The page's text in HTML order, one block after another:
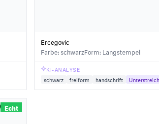
Ercegovic
Farbe: schwarzForm: Langstempel
KI-ANALYSE
schwarz
freiform handschrift
Echt